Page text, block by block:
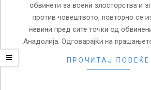
обвинети за воени злосторства и
против човештвото, повторно се
невини пред сите точки од
Анадолија. Одговарајќи на
ПРОЧИТАЈ ПОВЕЌЕ